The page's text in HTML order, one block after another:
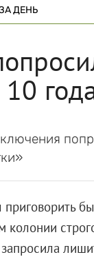
ДЕНЬ
10
колонии